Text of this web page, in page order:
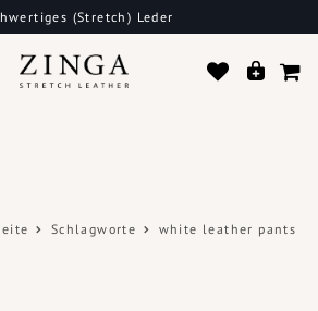
(Stretch) Leder
Schlagworte white leather pants